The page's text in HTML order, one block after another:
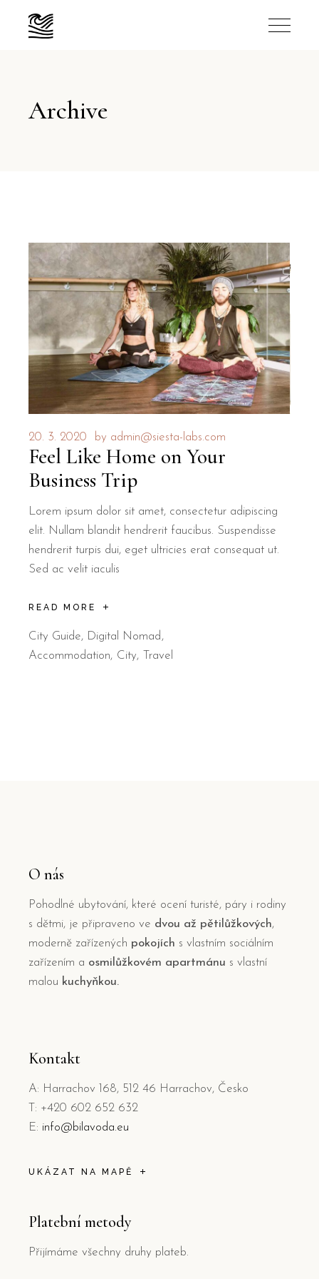
Archive
20. 3. 2020 by admin@siesta-labs.com
Feel Like Home on Your
Business Trip
Lorem ipsum dolor sit amet, consectetur adipiscing
elit. Nullam blandit hendrerit faucibus. Suspendisse
hendrerit turpis dui, eget ultricies erat consequat ut.
Sed ac velit iaculis
READ MORE
City Guide, Digital Nomad
Accommodation
City Travel
O nás
Pohodlné ubytování, které ocení turisté, páry i rodiny
s dětmi, je připraveno ve dvou až pětilůžkových,
moderně zařízených pokojích s vlastním sociálním
zařízením a osmilůžkovém apartmánu s vlastní
malou kuchyňkou.
Kontakt
A: Harrachov 168, 512 46 Harrachov, Česko
T: +420 602 652 632
E: info@bilavoda.eu
UKÁZAT NA MAPĚ
Platební metody
Přijímáme všechny druhy plateb.